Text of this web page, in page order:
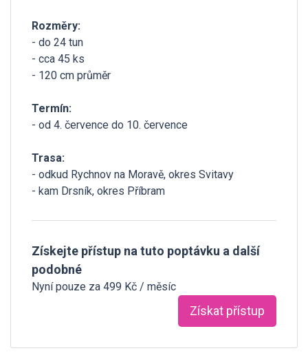
Rozměry:
- do 24 tun
- cca 45 ks
- 120 cm průměr
Termín:
- od 4. července do 10. července
Trasa:
- odkud Rychnov na Moravě, okres Svitavy
- kam Drsník, okres Příbram
Získejte přístup na tuto poptávku a další
podobné
Nyní pouze za 499 Kč / měsíc
Získat přístup